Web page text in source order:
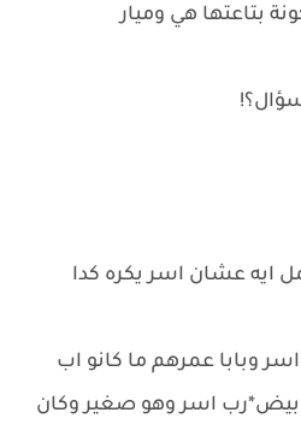
بتاعتها هي وميار
ايه عشان اسر يكره كدا
وبابا عمرهم ما كانو اب
بيض*رب اسر وهو صغير وكان